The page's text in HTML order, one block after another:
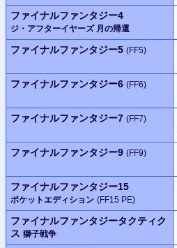
ファイナルファンタジー4
ジ・アフターイヤーズ 月の帰還
ファイナルファンタジー5 (FF5)
ファイナルファンタジー6 (FF6)
ファイナルファンタジー7 (FF7)
ファイナルファンタジー9 (FF9)
ファイナルファンタジー15
ポケットエディション (FF15 PE)
ファイナルファンタジータクティク
ス 獅子戦争